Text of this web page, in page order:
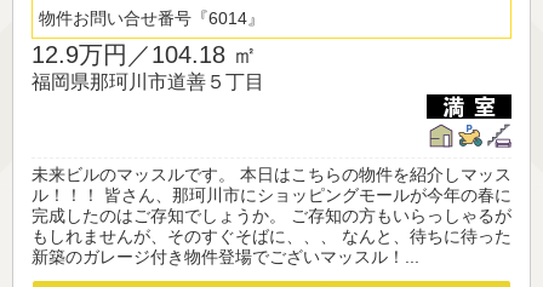
物件お問い合せ番号 6014
12.9万円／104.18 ㎡
福岡県那珂川市道善５丁目
未来ビルのマッスルです。 本日はこちらの物件を紹介しマッス
ル！！！ 皆さん、那珂川市にショッピングモールが今年の春に
完成したのはご存知でしょうか。 ご存知の方もいらっしゃるが
もしれませんが、そのすぐそばに、、、 なんと、待ちに待った
新築のガレージ付き物件登場でございマッスル！...